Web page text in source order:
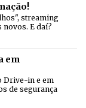
streaming
E daí?
em
Drive-in e em
de segurança